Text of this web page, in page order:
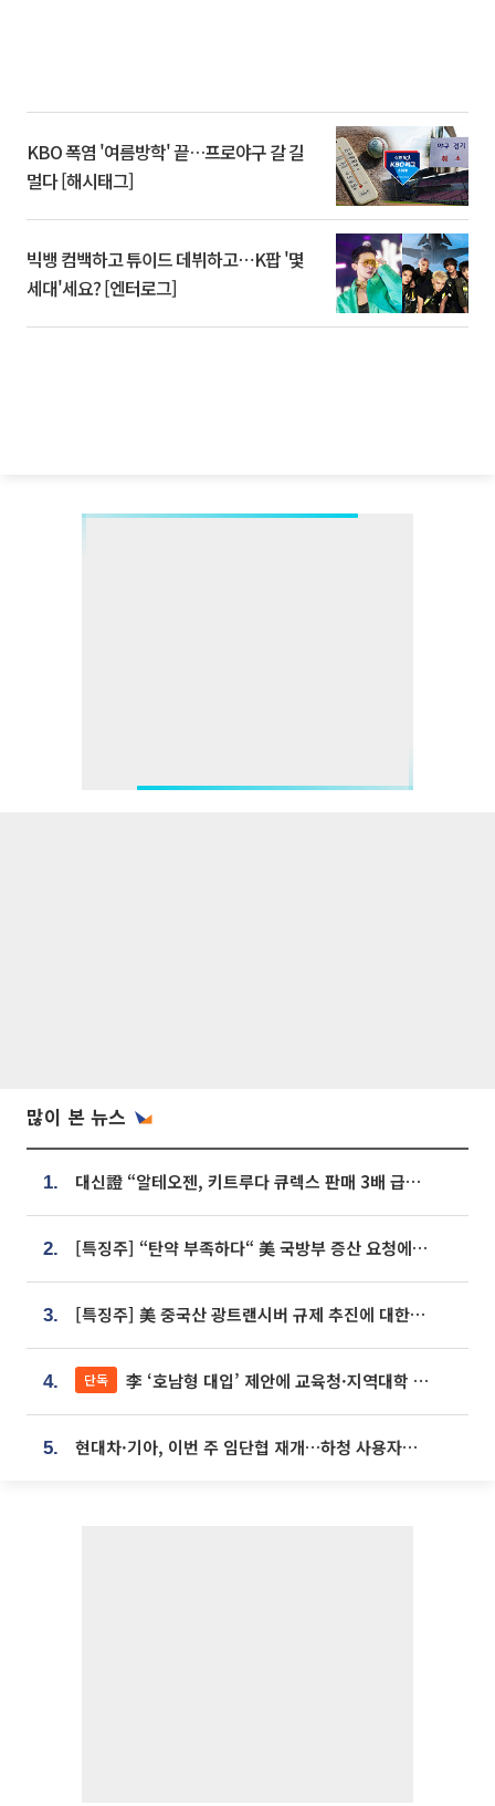
KBO 폭염 '여름방학' 끝…프로야구 갈 길
멀다 [해시태그]
빅뱅 컴백하고 튜이드 데뷔하고⋯K팝 '몇
세대'세요? [엔터로그]
많이 본 뉴스
1. 대신證 “알테오젠, 키트루다 큐렉스 판매 3배 급증…목표가 41만원 상향”
2. [특징주] “탄약 부족하다“ 美 국방부 증산 요청에⋯국내 방산주 급등세
3. [특징주] 美 중국산 광트랜시버 규제 추진에 대한광통신 등 광통신株 강세
4. 단독 李 ‘호남형 대입’ 제안에 교육청·지역대학 서·논술형 입시 연계 '착수'
5. 현대차·기아, 이번 주 임단협 재개…하청 사용자성 재심도 ‘변수’